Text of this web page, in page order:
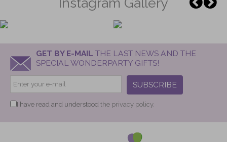
GET BY E-MAIL THE LAST NEWS AND THE
SPECIAL WONDERPARTY GIFTS!
SUBSCRIBE
I have read and understood the privacy policy.